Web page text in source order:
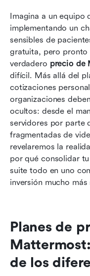
Imagina a un equipo
implementando un
sensibles de
gratuita, pero pronto
verdadero precio de
difícil. Más allá del
cotizaciones
organizaciones
ocultos: desde el
servidores por parte
fragmentadas de
revelaremos la
por qué consolidar
suite todo en uno
inversión mucho más
Planes de
de los
chat seguro por
Cómo Lark
retorno de
Conclusión
Preguntas
Lectura